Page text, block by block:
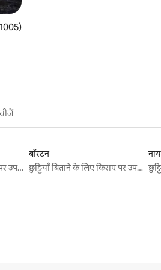
5 में से 4.99, 1005 समीक्षाएँ
छुट्टियाँ बिताने के लिए किराए पर उपलब्ध जगहें
बॉस्टन
छुट्टियाँ बिताने के लिए किराए पर उपलब्ध जगहें